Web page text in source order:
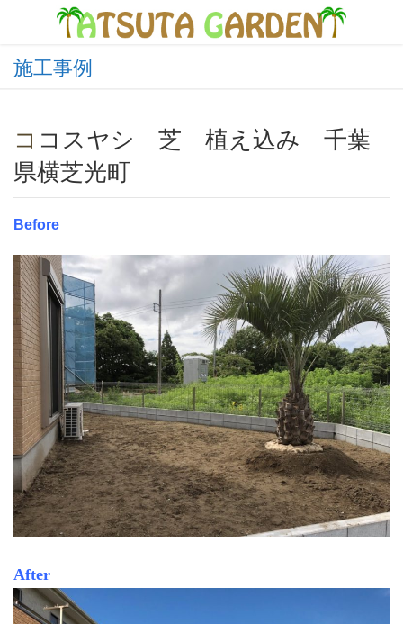
施工事例
ココスヤシ 芝 植え込み 千葉
県横芝光町
Before
After